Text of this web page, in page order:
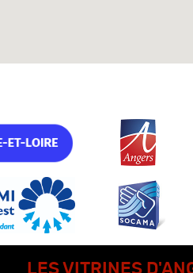
LES VITRINES